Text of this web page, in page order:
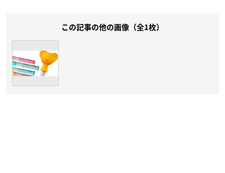
この記事の他の画像（全1枚）